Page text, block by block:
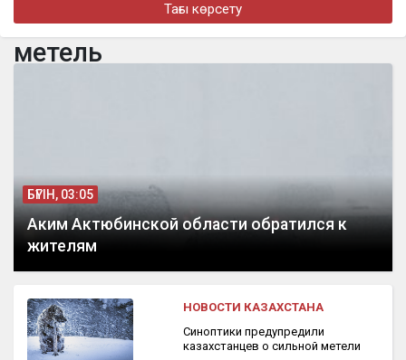
Алматыда наурызда жол апатынан қаза тапқан қыздың әкесі
бүгін, 16:00
Тағы көрсету
метель
БҮГІН, 03:05
Аким Актюбинской области обратился к
жителям
НОВОСТИ КАЗАХСТАНА
Синоптики предупредили
казахстанцев о сильной метели